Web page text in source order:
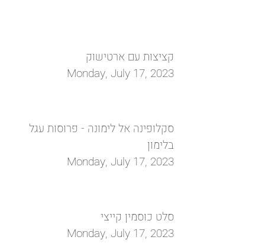
קציצות עם ארטישוק
Monday, July 17, 2023
סקלופינה אל לימונה - פרוסות עגל
בלימון
Monday, July 17, 2023
סלט כוסמין קייצי
Monday, July 17, 2023